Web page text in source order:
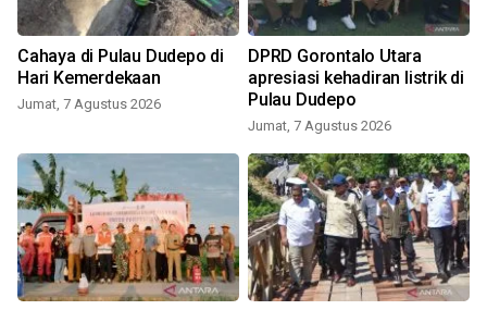
Cahaya di Pulau Dudepo di
Hari Kemerdekaan
Jumat, 7 Agustus 2026
DPRD Gorontalo Utara
apresiasi kehadiran listrik di
Pulau Dudepo
Jumat, 7 Agustus 2026